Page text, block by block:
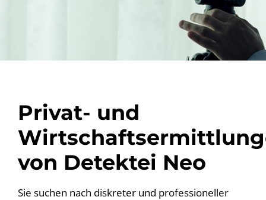
Privat- und
von Detektei Neo
Sie suchen nach diskreter und professioneller